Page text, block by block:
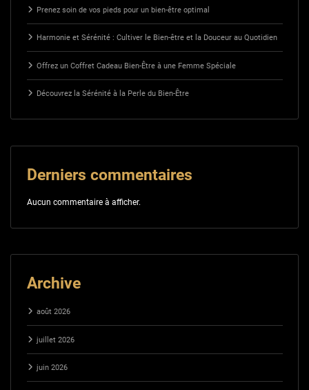
Prenez soin de vos pieds pour un bien-être optimal
Harmonie et Sérénité : Cultiver le Bien-être et la Douceur au Quotidien
Offrez un Coffret Cadeau Bien-Être à une Femme Spéciale
Découvrez la Sérénité à la Perle du Bien-Être
Derniers commentaires
Aucun commentaire à afficher.
Archive
août 2026
juillet 2026
juin 2026